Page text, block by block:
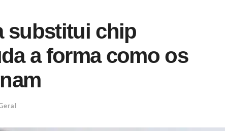
substitui chip
a forma como os